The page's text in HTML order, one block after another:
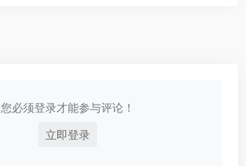
您必须登录才能参与评论！
立即登录